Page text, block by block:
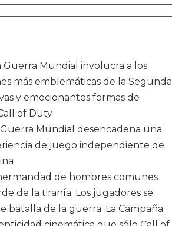
Mundial involucra a los
más emblemáticas de la Segunda
y emocionantes formas de
of Duty
Mundial desencadena una
de juego independiente de
de hombres comunes
de la tiranía. Los jugadores se
batalla de la guerra. La Campaña